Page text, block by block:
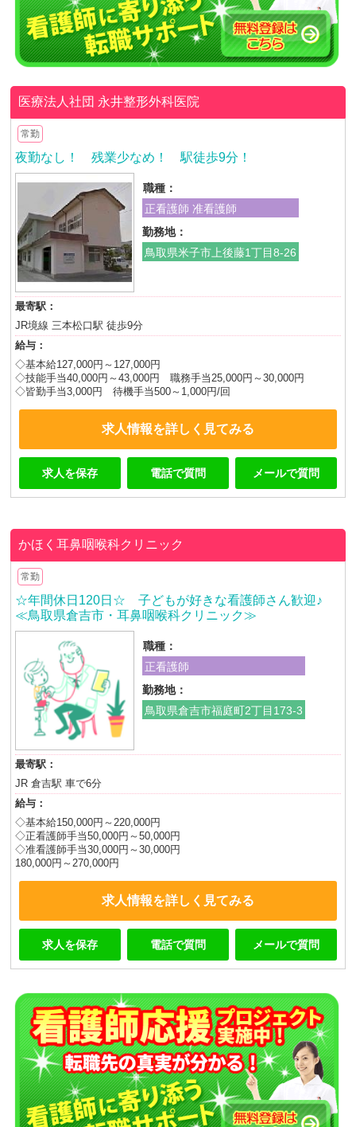
医療法人社団 永井整形外科医院
常勤
夜勤なし！ 残業少なめ！ 駅徒歩9分！
職種：
正看護師 准看護師
勤務地：
鳥取県米子市上後藤1丁目8-26
最寄駅：
JR境線 三本松口駅 徒歩9分
給与：
◇基本給127,000円～127,000円
◇技能手当40,000円～43,000円 職務手当25,000円～30,000円
◇皆勤手当3,000円 待機手当500～1,000円/回
求人情報を詳しく見てみる
求人を保存 電話で質問 メールで質問
かほく耳鼻咽喉科クリニック
常勤
☆年間休日120日☆ 子どもが好きな看護師さん歓迎♪
≪鳥取県倉吉市・耳鼻咽喉科クリニック≫
職種：
正看護師
勤務地：
鳥取県倉吉市福庭町2丁目173-3
最寄駅：
JR 倉吉駅 車で6分
給与：
◇基本給150,000円～220,000円
◇正看護師手当50,000円～50,000円
◇准看護師手当30,000円～30,000円
180,000円～270,000円
求人情報を詳しく見てみる
求人を保存 電話で質問 メールで質問